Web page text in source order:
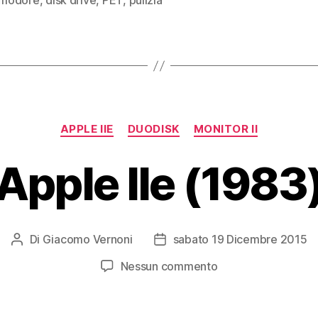
(1980)”
Categorie
APPLE IIE DUODISK MONITOR II
IIe
Autore
Di Giacomo Vernoni
Datasabato 19 Dicembre 2015
Nessun commentosu